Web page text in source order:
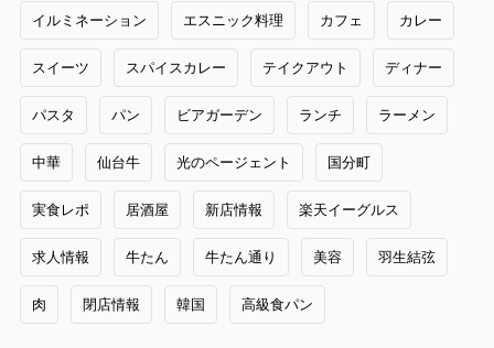
イルミネーション エスニック料理 カフェ カレー
スイーツ スパイスカレー テイクアウト ディナー
パスタ パン ビアガーデン ランチ ラーメン
中華 仙台牛 光のページェント 国分町
実食レポ 居酒屋 新店情報 楽天イーグルス
求人情報 牛たん 牛たん通り 美容 羽生結弦
肉 閉店情報 韓国 高級食パン